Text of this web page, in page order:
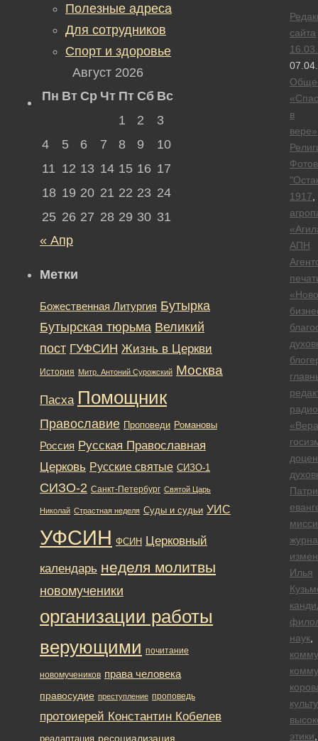
сайта
в
вере»
1917
АПН
радио
Илья
наук
этики
Полезные адреса
Для сотрудников
Спорт и здоровье
Август 2026
Пн Вт Ср Чт Пт Сб Вс
1
2
3
4
5 6 7 8 9
10
11 12 13 14 15 16 17
18 19 20 21 22 23 24
25 26 27 28 29 30 31
« Апр
Метки
Божественная Литургия Бутырка
Бутырская тюрьма Великий
пост ГУФСИН Жизнь в Церкви
История Митр. Антоний Сурожский Москва
Пасха Помощник
Православие Проповеди Романовы
Россия Русская Православная
Церковь Русские святые СИЗО-1
СИЗО-2 Санкт-Петербург Святой Царь
Николай Страстная неделя Суды и судьи УИС
УФСИН ФСИН Церковный
календарь неделя молитвы
новомученики
организации работы
верующими почитание
новомучеников права человека
правосудие преступление проповедь
протоиерей Константин Кобелев
реадаптация ресоциализация